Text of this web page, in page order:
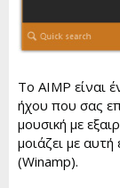
Το AIMP είναι
ήχου που σας
μουσική με
μοιάζει με
(Winamp).